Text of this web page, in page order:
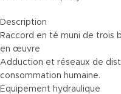
Description
Raccord en té muni de trois
en œuvre
Adduction et réseaux de
consommation humaine.
Equipement hydraulique